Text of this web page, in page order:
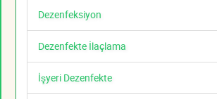
Dezenfeksiyon
Dezenfekte İlaçlama
İşyeri Dezenfekte